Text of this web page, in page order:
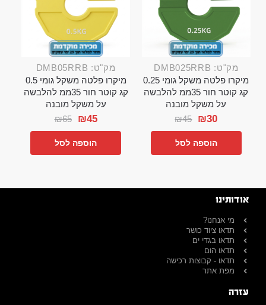
מק"ט: DMB025RRB
מיקרו פלטה משקל גומי 0.25
קג קוטר חור 35ממ להלבשה
על משקל מובנה
₪45 ₪30
הוספה לסל
מק"ט: DMB05RRB
מיקרו פלטה משקל גומי 0.5
קג קוטר חור 35ממ להלבשה
על משקל מובנה
₪65 ₪45
הוספה לסל
אודותינו
מי אנחנו?
תדאו ציוד כושר
תדאו בגדי ים
תדאו הום
תדאו - קבוצות רכישה
מפת אתר
עזרה